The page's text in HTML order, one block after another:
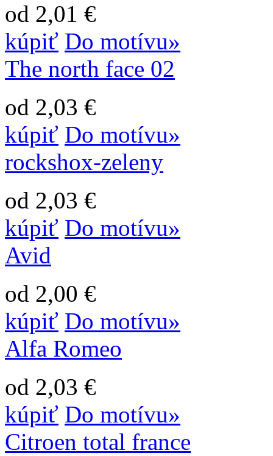
od 2,01 €
kúpiť Do motívu»
The north face 02
od 2,03 €
kúpiť Do motívu»
rockshox-zeleny
od 2,03 €
kúpiť Do motívu»
Avid
od 2,00 €
kúpiť Do motívu»
Alfa Romeo
od 2,03 €
kúpiť Do motívu»
Citroen total france